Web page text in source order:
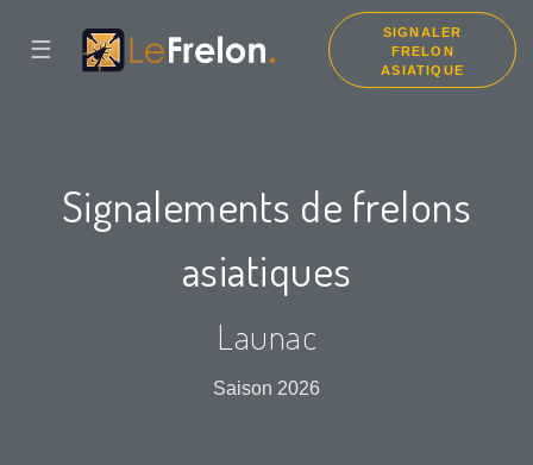
☰
SIGNALER
FRELON
ASIATIQUE
Signalements de frelons
asiatiques
Launac
Saison 2026